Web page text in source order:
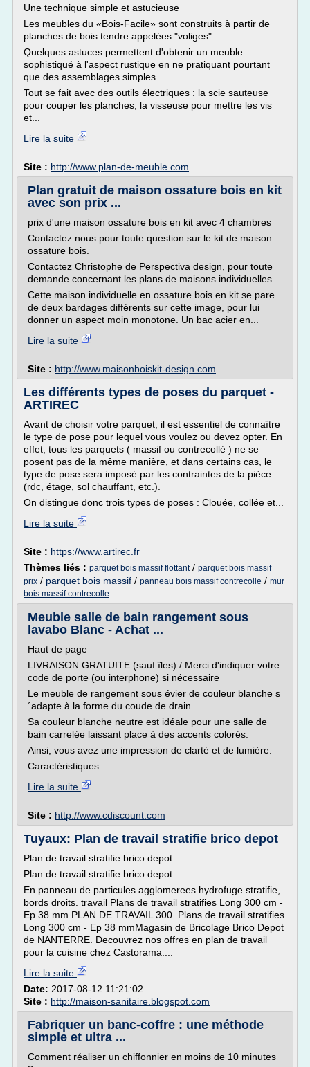
Une technique simple et astucieuse
Les meubles du «Bois-Facile» sont construits à partir de
planches de bois tendre appelées "voliges".
Quelques astuces permettent d'obtenir un meuble
sophistiqué à l'aspect rustique en ne pratiquant pourtant
que des assemblages simples.
Tout se fait avec des outils électriques : la scie sauteuse
pour couper les planches, la visseuse pour mettre les vis
et...
Lire la suite
Site : http://www.plan-de-meuble.com
Plan gratuit de maison ossature bois en kit
avec son prix ...
prix d'une maison ossature bois en kit avec 4 chambres
Contactez nous pour toute question sur le kit de maison
ossature bois.
Contactez Christophe de Perspectiva design, pour toute
demande concernant les plans de maisons individuelles
Cette maison individuelle en ossature bois en kit se pare
de deux bardages différents sur cette image, pour lui
donner un aspect moin monotone. Un bac acier en...
Lire la suite
Site : http://www.maisonboiskit-design.com
Les différents types de poses du parquet -
ARTIREC
Avant de choisir votre parquet, il est essentiel de connaître
le type de pose pour lequel vous voulez ou devez opter. En
effet, tous les parquets ( massif ou contrecollé ) ne se
posent pas de la même manière, et dans certains cas, le
type de pose sera imposé par les contraintes de la pièce
(rdc, étage, sol chauffant, etc.).
On distingue donc trois types de poses : Clouée, collée et...
Lire la suite
Site : https://www.artirec.fr
Thèmes liés : parquet bois massif flottant/ parquet bois massif
prix / parquet bois massif / panneau bois massif contrecolle / mur
bois massif contrecolle
Meuble salle de bain rangement sous
lavabo Blanc - Achat ...
Haut de page
LIVRAISON GRATUITE (sauf îles) / Merci d'indiquer votre
code de porte (ou interphone) si nécessaire
Le meuble de rangement sous évier de couleur blanche s
´adapte à la forme du coude de drain.
Sa couleur blanche neutre est idéale pour une salle de
bain carrelée laissant place à des accents colorés.
Ainsi, vous avez une impression de clarté et de lumière.
Caractéristiques...
Lire la suite
Site : http://www.cdiscount.com
Tuyaux: Plan de travail stratifie brico depot
Plan de travail stratifie brico depot
Plan de travail stratifie brico depot
En panneau de particules agglomerees hydrofuge stratifie,
bords droits. travail Plans de travail stratifies Long 300 cm -
Ep 38 mm PLAN DE TRAVAIL 300. Plans de travail stratifies
Long 300 cm - Ep 38 mmMagasin de Bricolage Brico Depot
de NANTERRE. Decouvrez nos offres en plan de travail
pour la cuisine chez Castorama....
Lire la suite
Date: 2017-08-12 11:21:02
Site : http://maison-sanitaire.blogspot.com
Fabriquer un banc-coffre : une méthode
simple et ultra ...
Comment réaliser un chiffonnier en moins de 10 minutes